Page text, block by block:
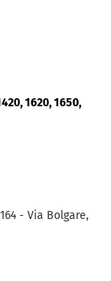
1620, 1650,
- Via Bolgare,